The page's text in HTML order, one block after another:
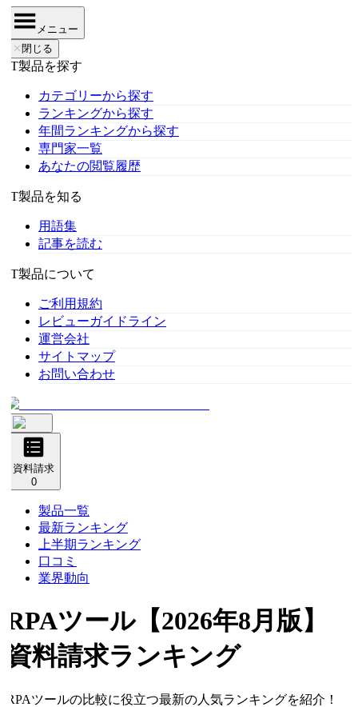
メニュー
閉じる
製品を探す
カテゴリーから探す
ランキングから探す
年間ランキングから探す
専門家一覧
あなたの閲覧履歴
製品を知る
用語集
記事を読む
製品について
ご利用規約
レビューガイドライン
運営会社
サイトマップ
お問い合わせ
資料請求
製品一覧
最新ランキング
上半期ランキング
口コミ
業界動向
ツール【2026年8月版】
料請求ランキング
ツールの比較に役立つ最新の人気ランキングを紹介！